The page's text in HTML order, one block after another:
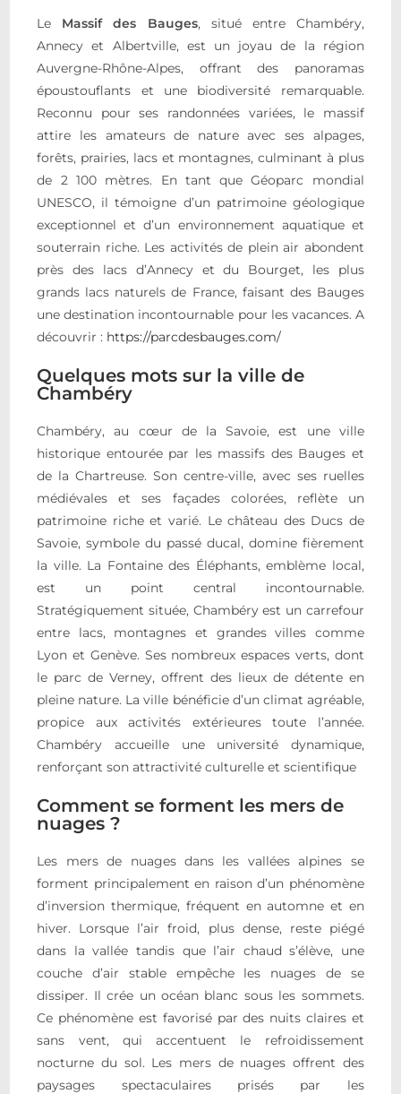
Le Massif des Bauges, situé entre Chambéry,
Annecy et Albertville, est un joyau de la région
Auvergne-Rhône-Alpes, offrant des panoramas
époustouflants et une biodiversité remarquable.
Reconnu pour ses randonnées variées, le massif
attire les amateurs de nature avec ses alpages,
forêts, prairies, lacs et montagnes, culminant à plus
de 2 100 mètres. En tant que Géoparc mondial
UNESCO, il témoigne d’un patrimoine géologique
exceptionnel et d’un environnement aquatique et
souterrain riche. Les activités de plein air abondent
près des lacs d’Annecy et du Bourget, les plus
grands lacs naturels de France, faisant des Bauges
une destination incontournable pour les vacances. A
découvrir : https://parcdesbauges.com/
Quelques mots sur la ville de
Chambéry
Chambéry, au cœur de la Savoie, est une ville
historique entourée par les massifs des Bauges et
de la Chartreuse. Son centre-ville, avec ses ruelles
médiévales et ses façades colorées, reflète un
patrimoine riche et varié. Le château des Ducs de
Savoie, symbole du passé ducal, domine fièrement
la ville. La Fontaine des Éléphants, emblème local,
est un point central incontournable.
Stratégiquement située, Chambéry est un carrefour
entre lacs, montagnes et grandes villes comme
Lyon et Genève. Ses nombreux espaces verts, dont
le parc de Verney, offrent des lieux de détente en
pleine nature. La ville bénéficie d’un climat agréable,
propice aux activités extérieures toute l’année.
Chambéry accueille une université dynamique,
renforçant son attractivité culturelle et scientifique
Comment se forment les mers de
nuages ?
Les mers de nuages dans les vallées alpines se
forment principalement en raison d’un phénomène
d’inversion thermique, fréquent en automne et en
hiver. Lorsque l’air froid, plus dense, reste piégé
dans la vallée tandis que l’air chaud s’élève, une
couche d’air stable empêche les nuages de se
dissiper. Il crée un océan blanc sous les sommets.
Ce phénomène est favorisé par des nuits claires et
sans vent, qui accentuent le refroidissement
nocturne du sol. Les mers de nuages offrent des
paysages spectaculaires prisés par les